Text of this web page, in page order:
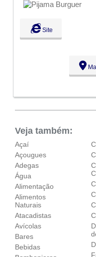
Ter:
09:00 -
Qui:
Sex:
09:00 -
Site
Veja também:
Açaí
Açougues
Adegas
Água
Alimentação
Alimentos
Naturais
Atacadistas
Avícolas
Bares
Bebidas